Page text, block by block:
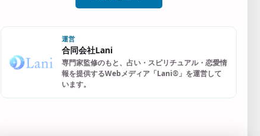
運営
合同会社Lani
専門家監修のもと、占い・スピリチュアル・恋愛情
報を提供するWebメディア「Lani®」を運営して
います。